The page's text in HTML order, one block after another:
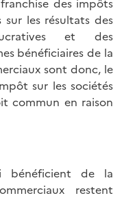
des impôts
les résultats des
et des
bénéficiaires de la
sont donc, le
sur les sociétés
commun en raison
bénéficient de la
restent